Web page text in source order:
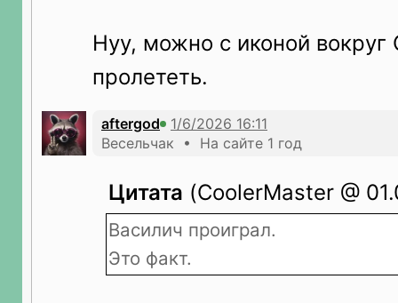
Нуу, можно с иконой вокруг
пролететь.
aftergod
Весельчак • На сайте 1 год
Цитата (CoolerMaster @
Василич проиграл.
Это факт.